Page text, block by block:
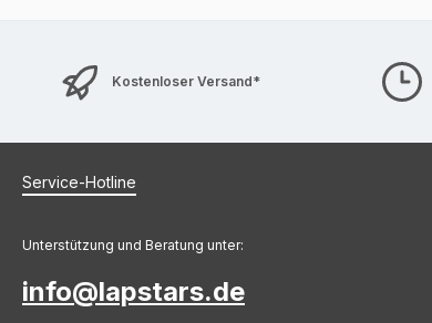
Kostenloser Versand*
Service-Hotline
Unterstützung und Beratung unter:
info@lapstars.de